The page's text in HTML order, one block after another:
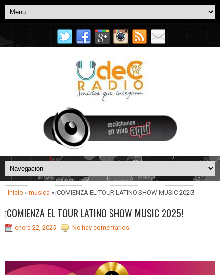
Inicio » música » ¡COMIENZA EL TOUR LATINO SHOW MUSIC 2025!
¡COMIENZA EL TOUR LATINO SHOW MUSIC 2025!
enero 22, 2025 No hay comentarios: